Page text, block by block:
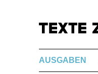
AUSGABEN